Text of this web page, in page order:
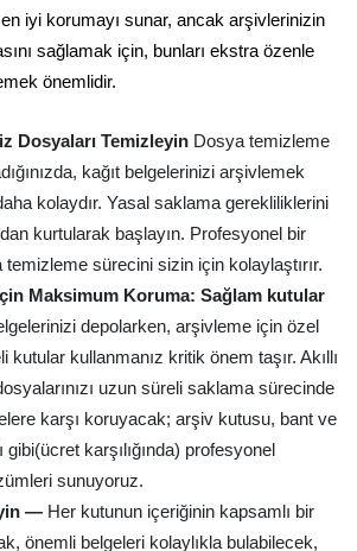
iyi korumayı sunar, ancak arşivlerinizin
sağlamak için, bunları ekstra özenle
önemlidir.
Dosyaları Temizleyin Dosya temizleme
kağıt belgelerinizi arşivlemek
kolaydır. Yasal saklama gerekliliklerini
kurtularak başlayın. Profesyonel bir
sürecini sizin için kolaylaştırır.
Maksimum Koruma: Sağlam kutular
depolarken, arşivleme için özel
kutular kullanmanız kritik önem taşır. Akıllı
uzun süreli saklama sürecinde
karşı koruyacak; arşiv kutusu, bant ve
gibi(ücret karşılığında) profesyonel
sunuyoruz.
— Her kutunun içeriğinin kapsamlı bir
önemli belgeleri kolaylıkla bulabilecek,